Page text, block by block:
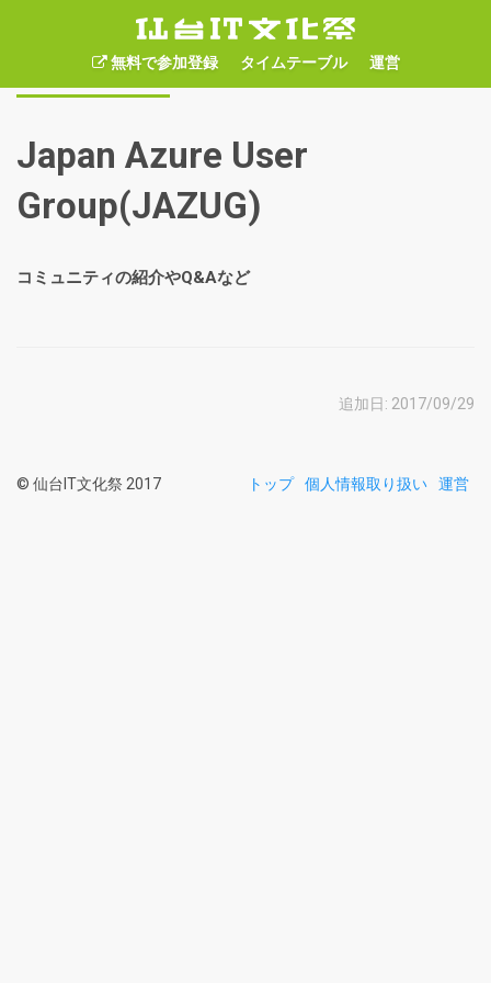
無料で参加登録 タイムテーブル 運営
セッション情報
Japan Azure User
Group(JAZUG)
コミュニティの紹介やQ&Aなど
追加日: 2017/09/29
© 仙台IT文化祭 2017 トップ 個人情報取り扱い 運営